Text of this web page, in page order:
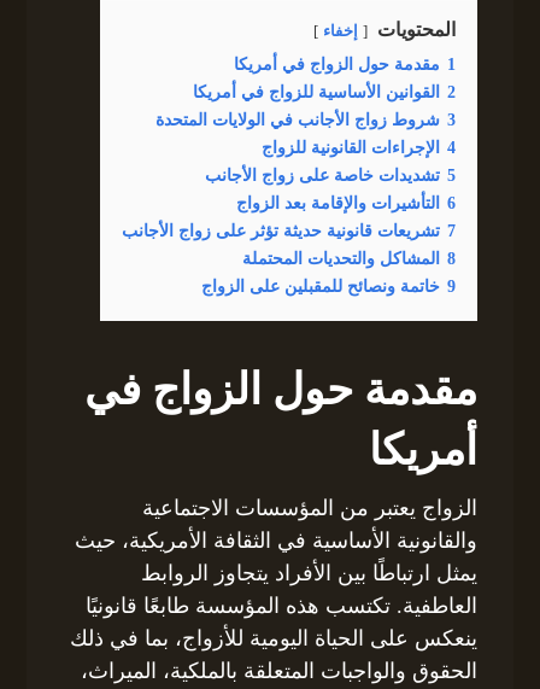
المحتويات إخفاء
1 مقدمة حول الزواج في أمريكا
2 القوانين الأساسية للزواج في أمريكا
3 شروط زواج الأجانب في الولايات المتحدة
4 الإجراءات القانونية للزواج
5 تشديدات خاصة على زواج الأجانب
6 التأشيرات والإقامة بعد الزواج
7 تشريعات قانونية حديثة تؤثر على زواج الأجانب
8 المشاكل والتحديات المحتملة
9 خاتمة ونصائح للمقبلين على الزواج
مقدمة حول الزواج في
أمريكا
الزواج يعتبر من المؤسسات الاجتماعية
والقانونية الأساسية في الثقافة الأمريكية، حيث
يمثل ارتباطًا بين الأفراد يتجاوز الروابط
العاطفية. تكتسب هذه المؤسسة طابعًا قانونيًا
ينعكس على الحياة اليومية للأزواج، بما في ذلك
الحقوق والواجبات المتعلقة بالملكية، الميراث،